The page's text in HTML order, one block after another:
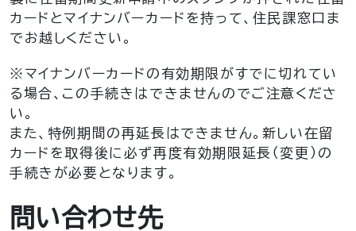
カードとマイナンバーカードを持って、住民課窓口ま
でお越しください。
※マイナンバーカードの有効期限がすでに切れてい
る場合、この手続きはできませんのでご注意くださ
い。
また、特例期間の再延長はできません。新しい在留
カードを取得後に必ず再度有効期限延長（変更）の
手続きが必要となります。
問い合わせ先